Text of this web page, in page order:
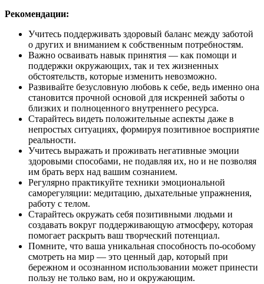
Рекомендации:
Учитесь поддерживать здоровый баланс между заботой
о других и вниманием к собственным потребностям.
Важно осваивать навык принятия — как помощи и
поддержки окружающих, так и тех жизненных
обстоятельств, которые изменить невозможно.
Развивайте безусловную любовь к себе, ведь именно она
становится прочной основой для искренней заботы о
близких и полноценного внутреннего ресурса.
Старайтесь видеть положительные аспекты даже в
непростых ситуациях, формируя позитивное восприятие
реальности.
Учитесь выражать и проживать негативные эмоции
здоровыми способами, не подавляя их, но и не позволяя
им брать верх над вашим сознанием.
Регулярно практикуйте техники эмоциональной
саморегуляции: медитацию, дыхательные упражнения,
работу с телом.
Старайтесь окружать себя позитивными людьми и
создавать вокруг поддерживающую атмосферу, которая
помогает раскрыть ваш творческий потенциал.
Помните, что ваша уникальная способность по-особому
смотреть на мир — это ценный дар, который при
бережном и осознанном использовании может принести
пользу не только вам, но и окружающим.